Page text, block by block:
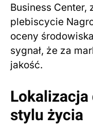
Business Center,
plebiscycie
oceny
sygnał, że za
jakość.
Lokalizacja
stylu życia